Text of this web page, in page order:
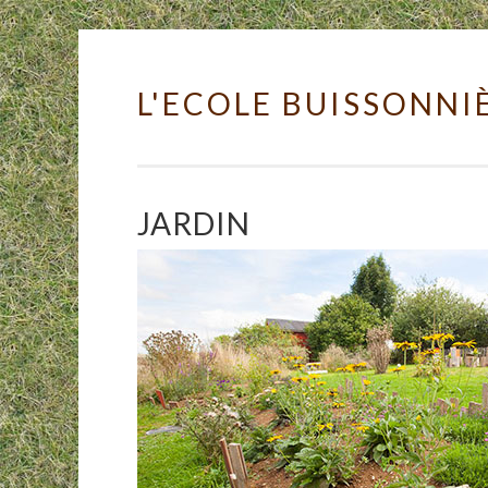
Skip to content
L'ECOLE
JARDIN